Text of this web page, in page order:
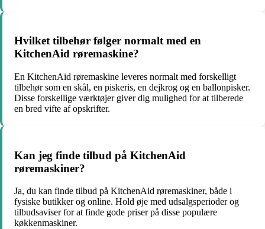
Hvilket tilbehør følger normalt med en
KitchenAid røremaskine?
En KitchenAid røremaskine leveres normalt med forskelligt
tilbehør som en skål, en piskeris, en dejkrog og en ballonpisker.
Disse forskellige værktøjer giver dig mulighed for at tilberede
en bred vifte af opskrifter.
Kan jeg finde tilbud på KitchenAid
røremaskiner?
Ja, du kan finde tilbud på KitchenAid røremaskiner, både i
fysiske butikker og online. Hold øje med udsalgsperioder og
tilbudsaviser for at finde gode priser på disse populære
køkkenmaskiner.